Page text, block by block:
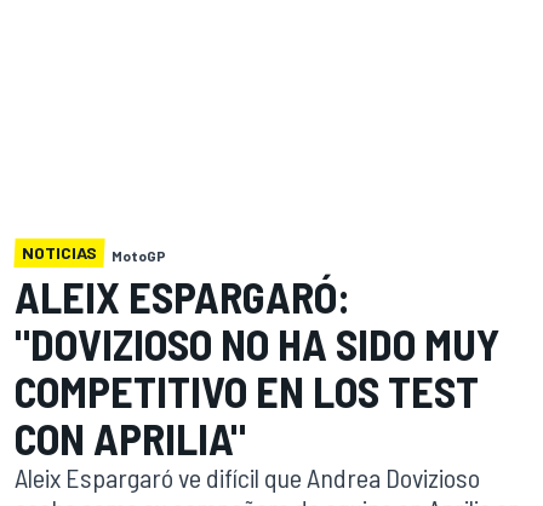
NOTICIAS MotoGP
ALEIX ESPARGARÓ:
"DOVIZIOSO NO HA SIDO MUY
COMPETITIVO EN LOS TEST
CON APRILIA"
Aleix Espargaró ve difícil que Andrea Dovizioso